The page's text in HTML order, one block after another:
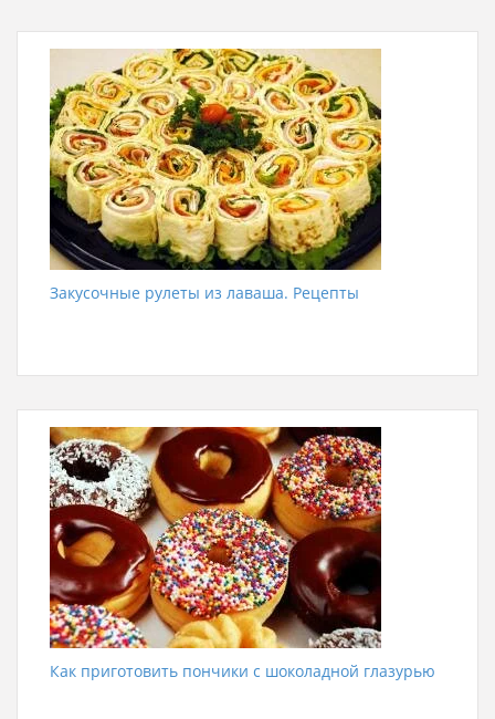
Закусочные рулеты из лаваша. Рецепты
Как приготовить пончики с шоколадной глазурью